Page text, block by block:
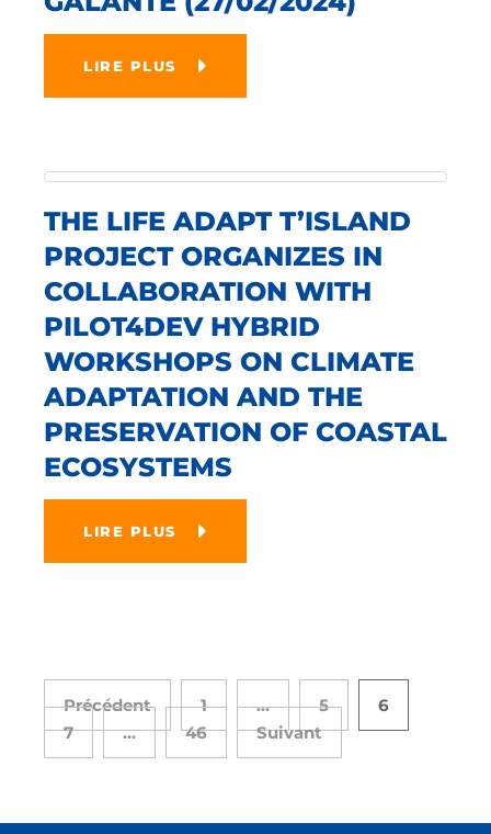
LIRE PLUS
THE LIFE ADAPT T’ISLAND
PROJECT ORGANIZES IN
COLLABORATION WITH
PILOT4DEV HYBRID
WORKSHOPS ON CLIMATE
ADAPTATION AND THE
PRESERVATION OF COASTAL
ECOSYSTEMS
LIRE PLUS
Précédent 1 … 5
6
7
… 46 Suivant